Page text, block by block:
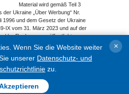
Material wird gemäß Teil 3
Ukraine „Über Werbung“ Nr.
1996 und dem Gesetz der Ukraine
IX vom 31. März 2023 und auf der
der Rechnung veröffentlicht.
Medien-ID R40-01421.
Alle Rechte sind geschützt.
Wenn Sie die Website weiter
unserer Datenschutz- und
zu.
×